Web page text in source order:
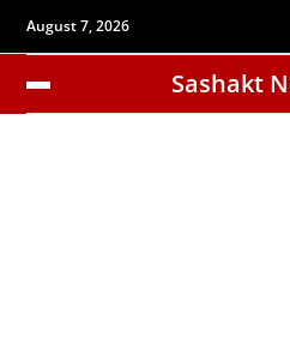
August 7, 2026
Sashakt